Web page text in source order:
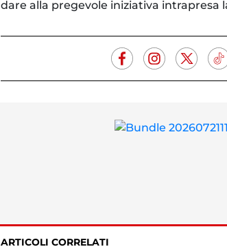
dare alla pregevole iniziativa intrapresa
ARTICOLI CORRELATI